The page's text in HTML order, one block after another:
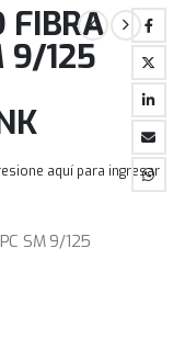
FIBRA
9/125
aquí para ingresar
SM 9/125